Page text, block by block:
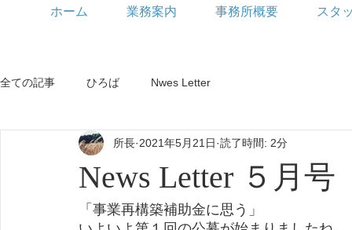
ホーム 業務案内 事務所概要 スタ
全ての記事 ひろば Nwes Letter
News Letter ５月号
所長 2021年5月21日 読了時間: 2分
「事業再構築補助金に思う」